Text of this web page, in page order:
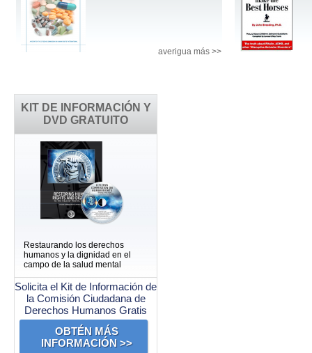
KIT DE INFORMACIÓN Y
DVD GRATUITO
Restaurando los derechos
humanos y la dignidad en el
campo de la salud mental
Solicita el Kit de Información de
la Comisión Ciudadana de
Derechos Humanos Gratis
OBTÉN MÁS
INFORMACIÓN >>
averigua más >>